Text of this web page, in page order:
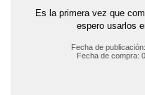
Es la primera vez que
espero usarlos
Fecha de
Fecha de compra: